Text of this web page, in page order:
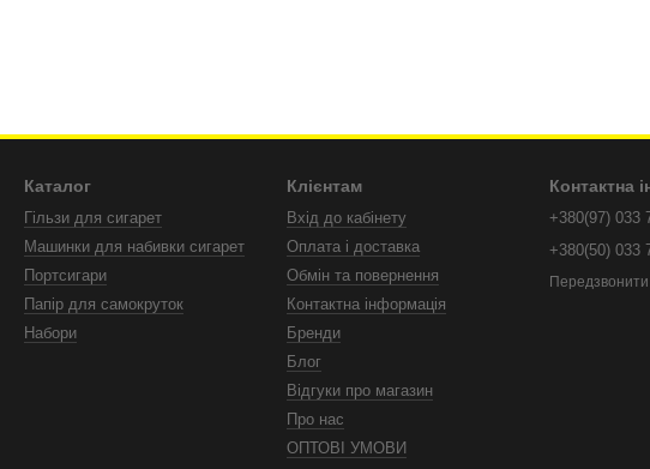
Каталог
Гільзи для сигарет
Машинки для набивки сигарет
Портсигари
Папір для самокруток
Набори
Клієнтам
Вхід до кабінету
Оплата і доставка
Обмін та повернення
Контактна інформація
Бренди
Блог
Відгуки про магазин
Про нас
ОПТОВІ УМОВИ
Контактна
+380(97) 033
+380(50) 033